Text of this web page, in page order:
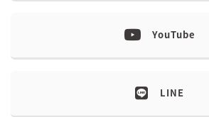
YouTube
LINE